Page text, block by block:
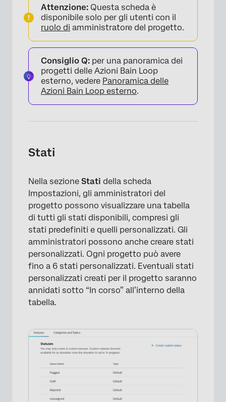
Attenzione: Questa scheda è
disponibile solo per gli utenti con il
ruolo di amministratore del progetto.
Consiglio Q: per una panoramica dei
progetti delle Azioni Bain Loop
esterno, vedere Panoramica delle
Azioni Bain Loop esterno.
Stati
Nella sezione Stati della scheda
Impostazioni, gli amministratori del
progetto possono visualizzare una tabella
di tutti gli stati disponibili, compresi gli
stati predefiniti e quelli personalizzati. Gli
amministratori possono anche creare stati
personalizzati. Ogni progetto può avere
fino a 6 stati personalizzati. Eventuali stati
personalizzati creati per il progetto saranno
annidati sotto “In corso” all’interno della
tabella.